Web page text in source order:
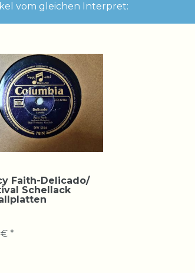
vom gleichen Interpret:
Faith-Delicado/
Schellack
*